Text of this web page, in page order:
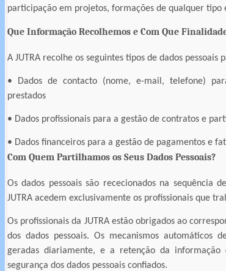
participação em projetos, formações de qualquer tipo
Que Informação Recolhemos e Com Que
A JUTRA recolhe os seguintes tipos de dados pessoais
• Dados de contacto (nome, e-mail, telefone)
prestados
• Dados profissionais para a gestão de contratos e
• Dados financeiros para a gestão de pagamentos e
Com Quem Partilhamos os Seus Dados Pessoais?
Os dados pessoais são rececionados na sequência
JUTRA acedem exclusivamente os profissionais que
Os profissionais da JUTRA estão obrigados ao
dos dados pessoais. Os mecanismos automáticos
geradas diariamente, e a retenção da
segurança dos dados pessoais confiados.